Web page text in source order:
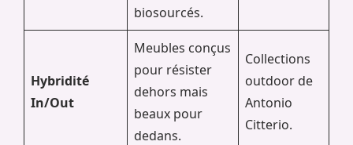
biosourcés.
Hybridité
In/Out
Meubles conçus
pour résister
dehors mais
beaux pour
dedans.
Collections
outdoor de
Antonio
Citterio.